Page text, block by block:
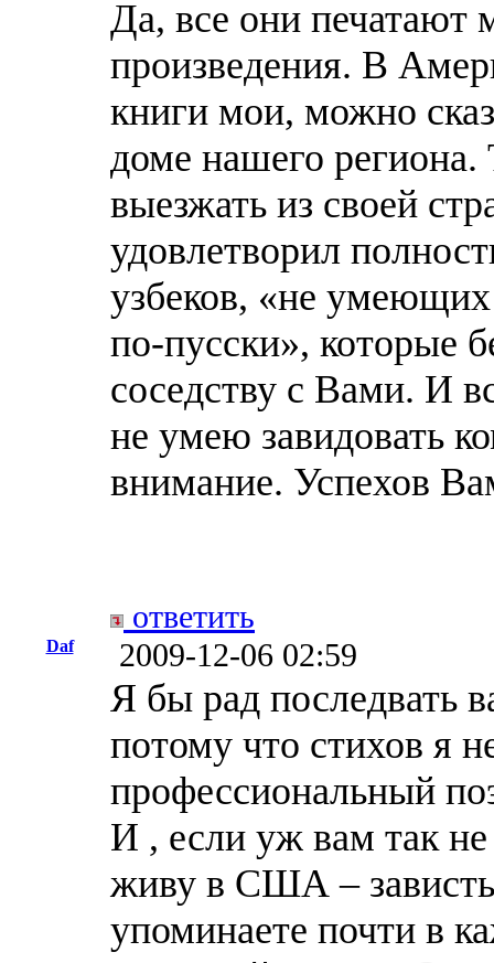
Да, все они печатают
произведения. В
книги мои, можно
доме нашего
выезжать из своей
удовлетворил
узбеков, «не
по-пусски», которые
соседству с Вами. И
не умею завидовать
внимание. Успехов
ответить
Daf 2009-12-06 02:59
Я бы рад последвать
потому что стихов я
профессиональный
И , если уж вам так не
живу в США – зависть
упоминаете почти в